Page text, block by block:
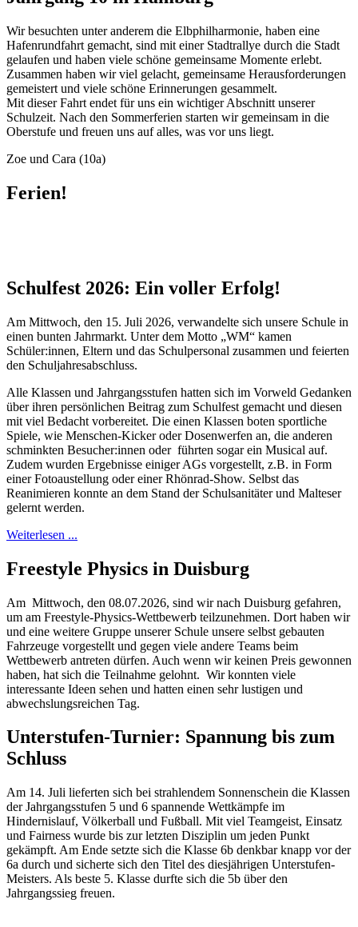
Wir besuchten unter anderem die Elbphilharmonie, haben eine
Hafenrundfahrt gemacht, sind mit einer Stadtrallye durch die Stadt
gelaufen und haben viele schöne gemeinsame Momente erlebt.
Zusammen haben wir viel gelacht, gemeinsame Herausforderungen
gemeistert und viele schöne Erinnerungen gesammelt.
Mit dieser Fahrt endet für uns ein wichtiger Abschnitt unserer
Schulzeit. Nach den Sommerferien starten wir gemeinsam in die
Oberstufe und freuen uns auf alles, was vor uns liegt.
Zoe und Cara (10a)
Ferien!
Schulfest 2026: Ein voller Erfolg!
Am Mittwoch, den 15. Juli 2026, verwandelte sich unsere Schule in
einen bunten Jahrmarkt. Unter dem Motto „WM“ kamen
Schüler:innen, Eltern und das Schulpersonal zusammen und feierten
den Schuljahresabschluss.
Alle Klassen und Jahrgangsstufen hatten sich im Vorweld Gedanken
über ihren persönlichen Beitrag zum Schulfest gemacht und diesen
mit viel Bedacht vorbereitet. Die einen Klassen boten sportliche
Spiele, wie Menschen-Kicker oder Dosenwerfen an, die anderen
schminkten Besucher:innen oder führten sogar ein Musical auf.
Zudem wurden Ergebnisse einiger AGs vorgestellt, z.B. in Form
einer Fotoaustellung oder einer Rhönrad-Show. Selbst das
Reanimieren konnte an dem Stand der Schulsanitäter und Malteser
gelernt werden.
Weiterlesen ...
Freestyle Physics in Duisburg
Am Mittwoch, den 08.07.2026, sind wir nach Duisburg gefahren,
um am Freestyle-Physics-Wettbewerb teilzunehmen. Dort haben wir
und eine weitere Gruppe unserer Schule unsere selbst gebauten
Fahrzeuge vorgestellt und gegen viele andere Teams beim
Wettbewerb antreten dürfen. Auch wenn wir keinen Preis gewonnen
haben, hat sich die Teilnahme gelohnt. Wir konnten viele
interessante Ideen sehen und hatten einen sehr lustigen und
abwechslungsreichen Tag.
Unterstufen-Turnier: Spannung bis zum
Schluss
Am 14. Juli lieferten sich bei strahlendem Sonnenschein die Klassen
der Jahrgangsstufen 5 und 6 spannende Wettkämpfe im
Hindernislauf, Völkerball und Fußball. Mit viel Teamgeist, Einsatz
und Fairness wurde bis zur letzten Disziplin um jeden Punkt
gekämpft. Am Ende setzte sich die Klasse 6b denkbar knapp vor der
6a durch und sicherte sich den Titel des diesjährigen Unterstufen-
Meisters. Als beste 5. Klasse durfte sich die 5b über den
Jahrgangssieg freuen.